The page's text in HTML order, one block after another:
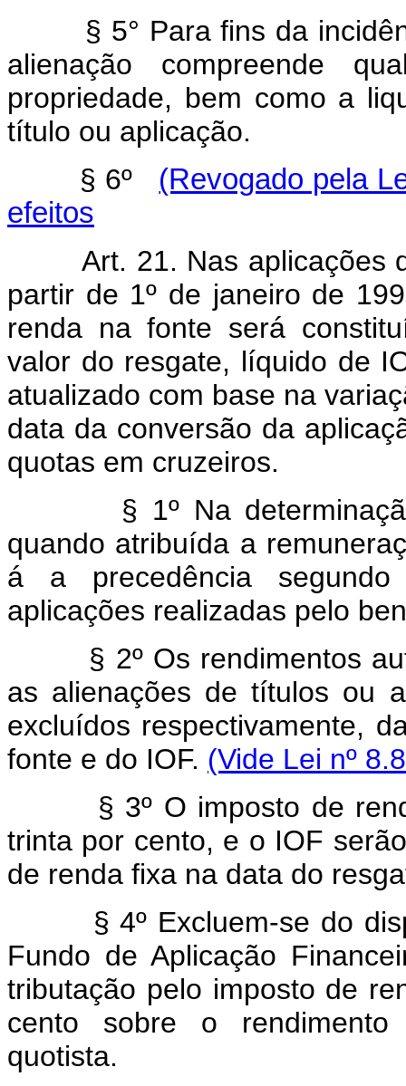
§ 5° Para fins da
alienação compreende
propriedade, bem como a
título ou aplicação.
§ 6º
(Revogado pela
efeitos
Art. 21. Nas aplicações
partir de 1º de janeiro de
renda na fonte será
valor do resgate, líquido de
atualizado com base na
data da conversão da
quotas em cruzeiros.
§ 1º Na determinação
quando atribuída a
á a precedência
aplicações realizadas pelo
§ 2º Os rendimentos
as alienações de títulos ou
excluídos respectivamente,
fonte e do IOF. (Vide Lei nº
§ 3º O imposto de renda
trinta por cento, e o IOF
de renda fixa na data do
§ 4º Excluem-se do
Fundo de Aplicação
tributação pelo imposto de
cento sobre o
quotista.